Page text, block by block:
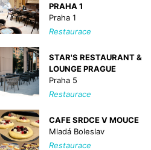
PRAHA 1
Praha 1
Restaurace
STAR'S RESTAURANT &
LOUNGE PRAGUE
Praha 5
Restaurace
CAFE SRDCE V MOUCE
Mladá Boleslav
Restaurace